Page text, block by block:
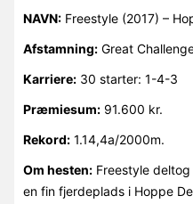
NAVN:Freestyle (2017) –
Afstamning:Great
Karriere:30 starter: 1-4-3
Præmiesum:91.600 kr.
Rekord:1.14,4a/2000m.
Om hesten:Freestyle deltog
en fin fjerdeplads i Hoppe